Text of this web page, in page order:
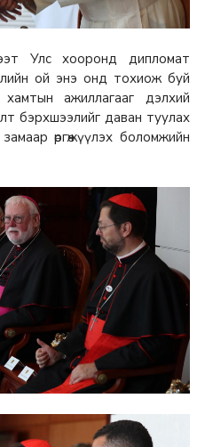
Улс хооронд дипломат
ой энэ онд тохиож буй
ажиллагааг дэлхий
бэрхшээлийг даван туулах
өргөжүүлэх боломжийн